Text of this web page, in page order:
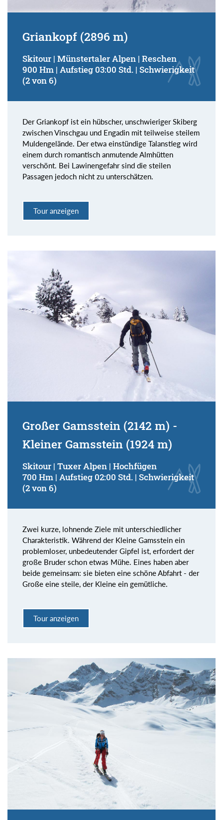
Griankopf (2896 m)
Skitour | Münstertaler Alpen | Reschen
900 Hm | Aufstieg 03:00 Std. | Schwierigkeit
(2 von 6)
Der Griankopf ist ein hübscher, unschwieriger Skiberg
zwischen Vinschgau und Engadin mit teilweise steilem
Muldengelände. Der etwa einstündige Talanstieg wird
einem durch romantisch anmutende Almhütten
verschönt. Bei Lawinengefahr sind die steilen
Passagen jedoch nicht zu unterschätzen.
Tour anzeigen
Großer Gamsstein (2142 m) -
Kleiner Gamsstein (1924 m)
Skitour | Tuxer Alpen | Hochfügen
700 Hm | Aufstieg 02:00 Std. | Schwierigkeit
(2 von 6)
Zwei kurze, lohnende Ziele mit unterschiedlicher
Charakteristik. Während der Kleine Gamsstein ein
problemloser, unbedeutender Gipfel ist, erfordert der
große Bruder schon etwas Mühe. Eines haben aber
beide gemeinsam: sie bieten eine schöne Abfahrt - der
Große eine steile, der Kleine ein gemütliche.
Tour anzeigen